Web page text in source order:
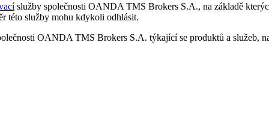
služby společnosti OANDA TMS Brokers S.A., na základě
této služby mohu kdykoli odhlásit.
OANDA TMS Brokers S.A. týkající se produktů a služeb,